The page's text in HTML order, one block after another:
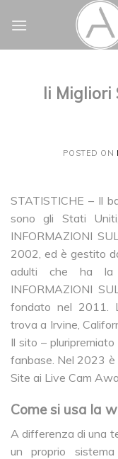
Ii Migliori
POSTED ON
STATISTICHE – Il
sono gli Stati
INFORMAZIONI
2002, ed è gestito
adulti che ha la
INFORMAZIONI
fondato nel 2011.
trova a Irvine,
Il sito –
fanbase. Nel 2023
Site ai Live Cam
Come si usa la
A differenza di una
un proprio